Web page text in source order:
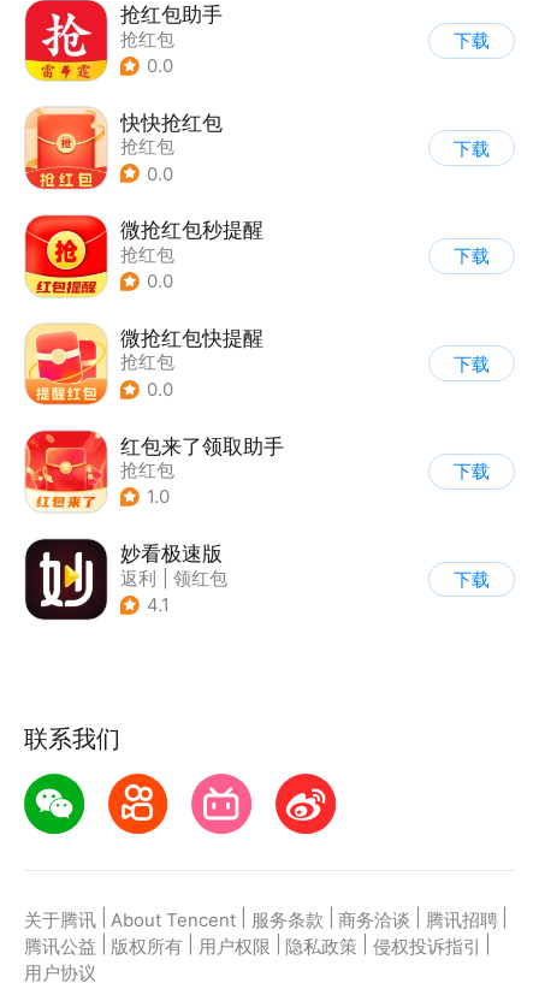
抢红包助手
抢红包
0.0
下载
快快抢红包
抢红包
0.0
下载
微抢红包秒提醒
抢红包
0.0
下载
微抢红包快提醒
抢红包
0.0
下载
红包来了领取助手
抢红包
1.0
下载
妙看极速版
返利
领红包
4.1
下载
联系我们
关于腾讯 About Tencent 服务条款 商务洽谈 腾讯招聘
腾讯公益
版权所有 用户权限 隐私政策 侵权投诉指引
用户协议